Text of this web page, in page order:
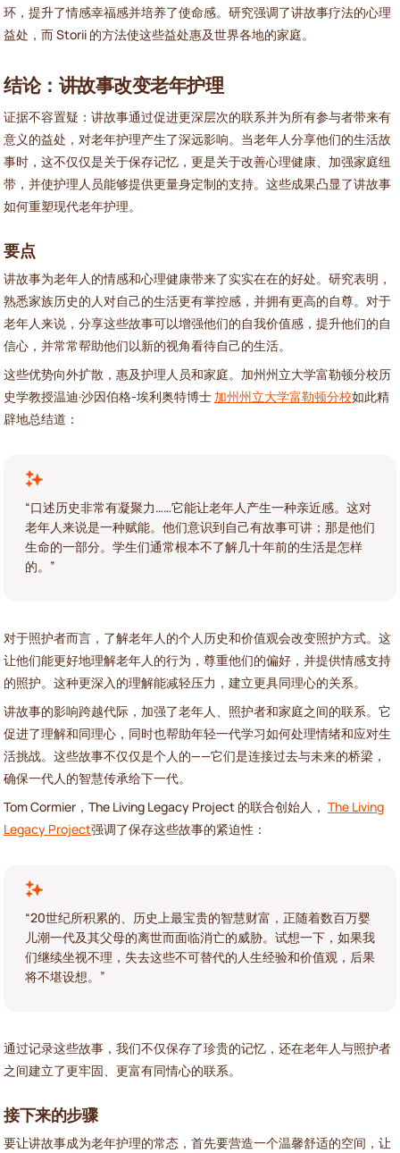
环，提升了情感幸福感并培养了使命感。研究强调了讲故事疗法的心理
益处，而 Storii 的方法使这些益处惠及世界各地的家庭。
结论：讲故事改变老年护理
证据不容置疑：讲故事通过促进更深层次的联系并为所有参与者带来有
意义的益处，对老年护理产生了深远影响。当老年人分享他们的生活故
事时，这不仅仅是关于保存记忆，更是关于改善心理健康、加强家庭纽
带，并使护理人员能够提供更量身定制的支持。这些成果凸显了讲故事
如何重塑现代老年护理。
要点
讲故事为老年人的情感和心理健康带来了实实在在的好处。研究表明，
熟悉家族历史的人对自己的生活更有掌控感，并拥有更高的自尊。对于
老年人来说，分享这些故事可以增强他们的自我价值感，提升他们的自
信心，并常常帮助他们以新的视角看待自己的生活。
这些优势向外扩散，惠及护理人员和家庭。加州州立大学富勒顿分校历
史学教授温迪·沙因伯格-埃利奥特博士 加州州立大学富勒顿分校如此精
辟地总结道：
“口述历史非常有凝聚力……它能让老年人产生一种亲近感。这对
老年人来说是一种赋能。他们意识到自己有故事可讲；那是他们
生命的一部分。学生们通常根本不了解几十年前的生活是怎样
的。”
对于照护者而言，了解老年人的个人历史和价值观会改变照护方式。这
让他们能更好地理解老年人的行为，尊重他们的偏好，并提供情感支持
的照护。这种更深入的理解能减轻压力，建立更具同理心的关系。
讲故事的影响跨越代际，加强了老年人、照护者和家庭之间的联系。它
促进了理解和同理心，同时也帮助年轻一代学习如何处理情绪和应对生
活挑战。这些故事不仅仅是个人的——它们是连接过去与未来的桥梁，
确保一代人的智慧传承给下一代。
Tom Cormier，The Living Legacy Project 的联合创始人， The Living
Legacy Project强调了保存这些故事的紧迫性：
“20世纪所积累的、历史上最宝贵的智慧财富，正随着数百万婴
儿潮一代及其父母的离世而面临消亡的威胁。试想一下，如果我
们继续坐视不理，失去这些不可替代的人生经验和价值观，后果
将不堪设想。”
通过记录这些故事，我们不仅保存了珍贵的记忆，还在老年人与照护者
之间建立了更牢固、更富有同情心的联系。
接下来的步骤
要让讲故事成为老年护理的常态，首先要营造一个温馨舒适的空间，让